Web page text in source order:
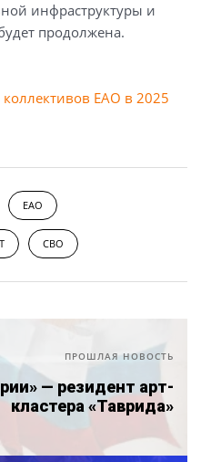
инфраструктуры и
продолжена.
ЕАО в 2025
ЕАО
СВО
ПРОШЛАЯ НОВОСТЬ
— резидент арт-
кластера «Таврида»